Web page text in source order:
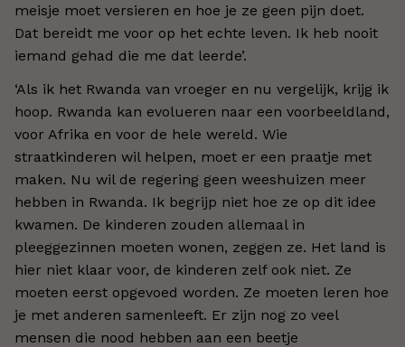
meisje moet versieren en hoe je ze geen pijn doet.
Dat bereidt me voor op het echte leven. Ik heb nooit
iemand gehad die me dat leerde’.
‘Als ik het Rwanda van vroeger en nu vergelijk, krijg ik
hoop. Rwanda kan evolueren naar een voorbeeldland,
voor Afrika en voor de hele wereld. Wie
straatkinderen wil helpen, moet er een praatje met
maken. Nu wil de regering geen weeshuizen meer
hebben in Rwanda. Ik begrijp niet hoe ze op dit idee
kwamen. De kinderen zouden allemaal in
pleeggezinnen moeten wonen, zeggen ze. Het land is
hier niet klaar voor, de kinderen zelf ook niet. Ze
moeten eerst opgevoed worden. Ze moeten leren hoe
je met anderen samenleeft. Er zijn nog zo veel
mensen die nood hebben aan een beetje